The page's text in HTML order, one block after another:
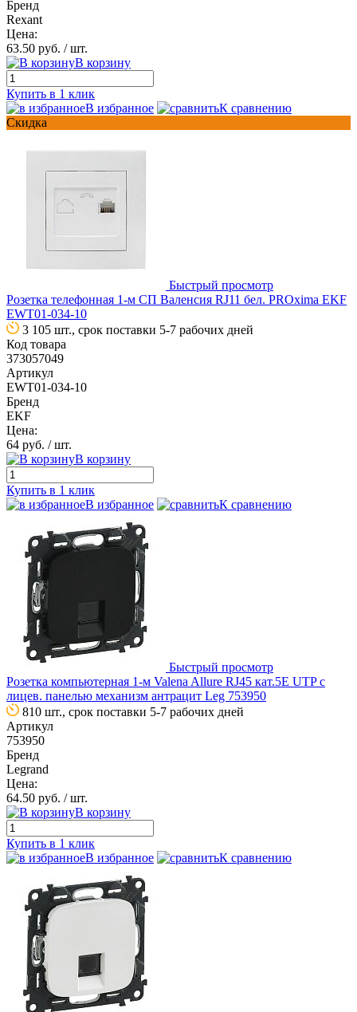
Бренд
Rexant
Цена:
63.50 руб. / шт.
В корзину
Купить в 1 клик
В избранное
К сравнению
Скидка
Быстрый просмотр
Розетка телефонная 1-м СП Валенсия RJ11 бел. PROxima EKF
EWT01-034-10
3 105 шт., срок поставки 5-7 рабочих дней
Код товара
373057049
Артикул
EWT01-034-10
Бренд
EKF
Цена:
64 руб. / шт.
В корзину
Купить в 1 клик
В избранное
К сравнению
Быстрый просмотр
Розетка компьютерная 1-м Valena Allure RJ45 кат.5E UTP с
лицев. панелью механизм антрацит Leg 753950
810 шт., срок поставки 5-7 рабочих дней
Артикул
753950
Бренд
Legrand
Цена:
64.50 руб. / шт.
В корзину
Купить в 1 клик
В избранное
К сравнению